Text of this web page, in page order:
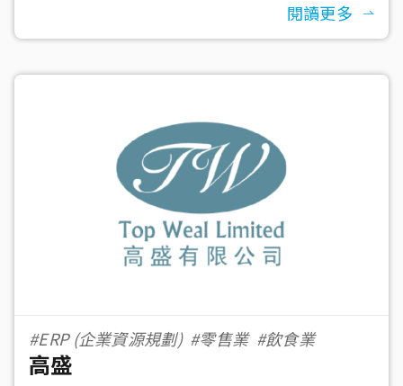
閱讀更多
#ERP (企業資源規劃) #零售業 #飲食業
高盛